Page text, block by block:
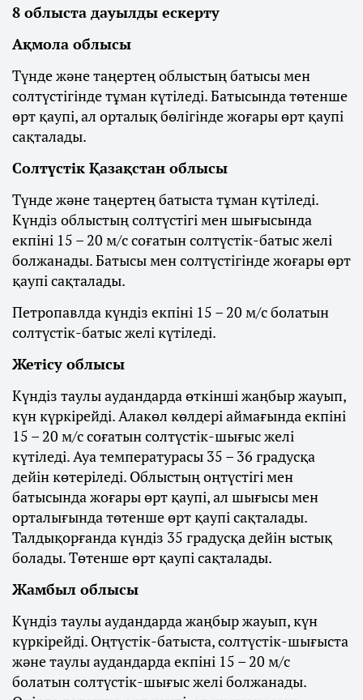
8 облыста дауылды ескерту
Ақмола облысы
Түнде және таңертең облыстың батысы мен
солтүстігінде тұман күтіледі. Батысында төтенше
өрт қаупі, ал орталық бөлігінде жоғары өрт қаупі
сақталады.
Солтүстік Қазақстан облысы
Түнде және таңертең батыста тұман күтіледі.
Күндіз облыстың солтүстігі мен шығысында
екпіні 15 – 20 м/с соғатын солтүстік-батыс желі
болжанады. Батысы мен солтүстігінде жоғары өрт
қаупі сақталады.
Петропавлда күндіз екпіні 15 – 20 м/с болатын
солтүстік-батыс желі күтіледі.
Жетісу облысы
Күндіз таулы аудандарда өткінші жаңбыр жауып,
күн күркірейді. Алакөл көлдері аймағында екпіні
15 – 20 м/с соғатын солтүстік-шығыс желі
күтіледі. Ауа температурасы 35 – 36 градусқа
дейін көтеріледі. Облыстың оңтүстігі мен
батысында жоғары өрт қаупі, ал шығысы мен
орталығында төтенше өрт қаупі сақталады.
Талдықорғанда күндіз 35 градусқа дейін ыстық
болады. Төтенше өрт қаупі сақталады.
Жамбыл облысы
Күндіз таулы аудандарда жаңбыр жауып, күн
күркірейді. Оңтүстік-батыста, солтүстік-шығыста
және таулы аудандарда екпіні 15 – 20 м/с
болатын солтүстік-шығыс желі болжанады.